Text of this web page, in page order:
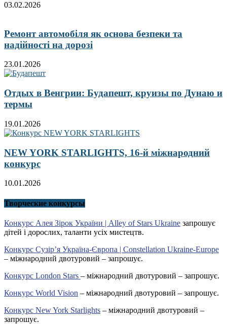
03.02.2026
Ремонт автомобіля як основа безпеки та
надійності на дорозі
23.01.2026
Отдых в Венгрии: Будапешт, круизы по Дунаю и
термы
19.01.2026
NEW YORK STARLIGHTS, 16-й міжнародний
конкурс
10.01.2026
Творческие конкурсы
Конкурс Алея Зірок України | Alley of Stars Ukraine запрошує
дітей і дорослих, таланти усіх мистецтв.
Конкурс Сузір’я Україна-Європа | Constellation Ukraine-Europe
– міжнародний двотуровий – запрошує.
Конкурс London Stars – міжнародний двотуровий – запрошує.
Конкурс World Vision – міжнародний двотуровий – запрошує.
Конкурс New York Starlights – міжнародний двотуровий –
запрошує.